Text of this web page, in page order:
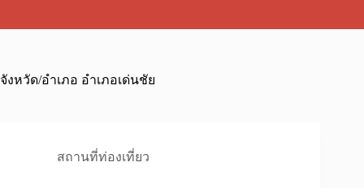
จังหวัด/อำเภอ อำเภอเด่นชัย
สถานที่ท่องเที่ยว